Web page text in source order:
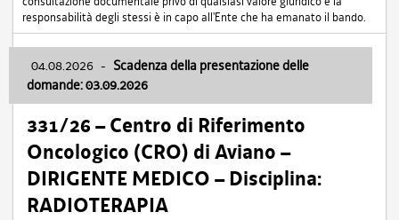
responsabilità degli stessi è in capo all'Ente che ha emanato il bando.
04.08.2026 - Scadenza della presentazione delle
domande: 03.09.2026
331/26 – Centro di Riferimento
Oncologico (CRO) di Aviano –
DIRIGENTE MEDICO – Disciplina:
RADIOTERAPIA